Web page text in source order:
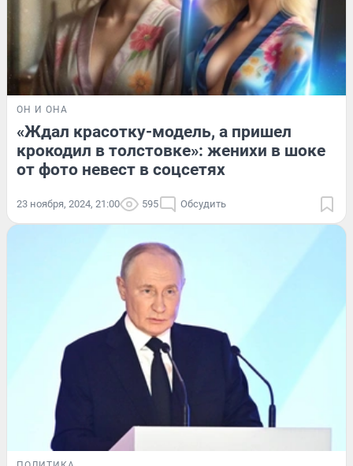
ОН И ОНА
«Ждал красотку-модель, а пришел
крокодил в толстовке»: женихи в шоке
от фото невест в соцсетях
23 ноября, 2024, 21:00 595 Обсудить